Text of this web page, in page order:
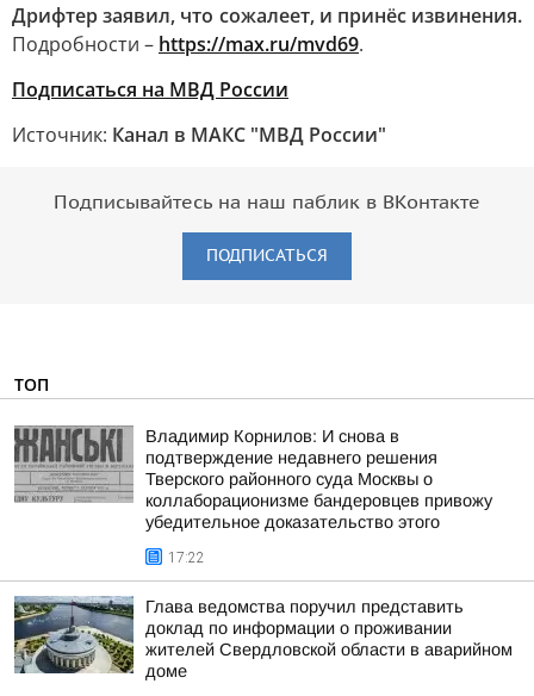
Дрифтер заявил, что сожалеет, и принёс извинения.
Подробности – https://max.ru/mvd69.
Подписаться на МВД России
Источник: Канал в МАКС "МВД России"
Подписывайтесь на наш паблик в ВКонтакте
ПОДПИСАТЬСЯ
ТОП
Владимир Корнилов: И снова в
подтверждение недавнего решения
Тверского районного суда Москвы о
коллаборационизме бандеровцев привожу
убедительное доказательство этого
17:22
Глава ведомства поручил представить
доклад по информации о проживании
жителей Свердловской области в аварийном
доме